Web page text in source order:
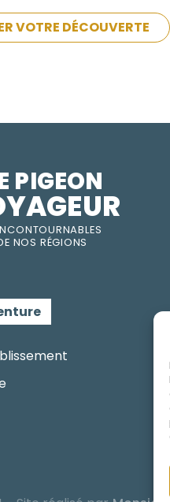
VOTRE DÉCOUVERTE
ONTOURNABLES
NOS RÉGIONS
PIGEON